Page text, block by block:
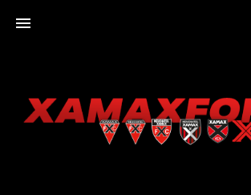
XAMAXFORUM